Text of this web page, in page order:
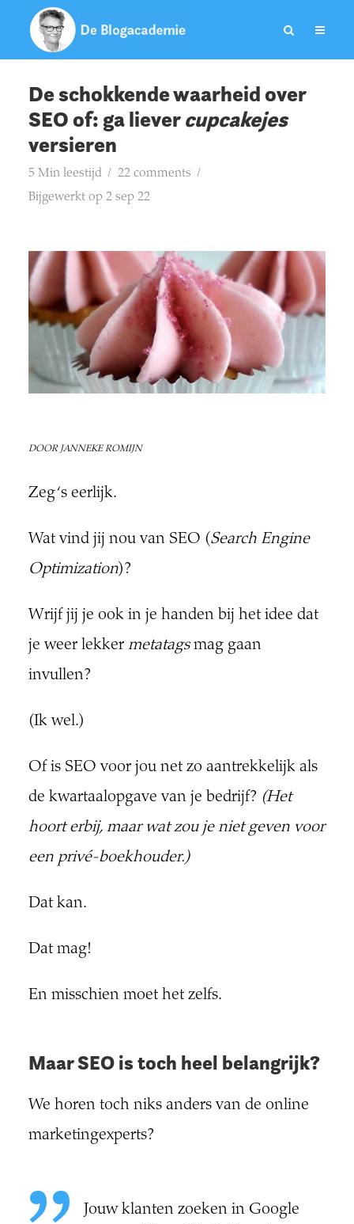
De schokkende waarheid over
SEO of: ga lievercupcakejes
versieren
5 Min leestijd
22 comments
Bijgewerkt op 2 sep 22
DOOR JANNEKE ROMIJN
Zeg ‘s eerlijk.
Wat vind jij nou van SEO (Search Engine
Optimization)?
Wrijf jij je ook in je handen bij het idee dat
je weer lekker metatagsmag gaan
invullen?
(Ik wel.)
Of is SEO voor jou net zo aantrekkelijk als
de kwartaalopgave van je bedrijf? (Het
hoort erbij, maar wat zou je niet geven voor
een privé-boekhouder.)
Dat kan.
Dat mag!
En misschien moet het zelfs.
Maar SEO is toch heel belangrijk?
We horen toch niks anders van de online
marketingexperts?
Jouw klanten zoeken in Google